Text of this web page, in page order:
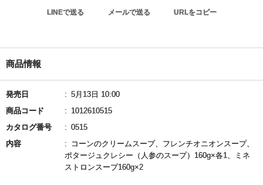
LINEで送る メールで送る URLをコピー
商品情報
発売日
5月13日 10:00
商品コード
1012610515
カタログ番号
0515
内容
コーンのクリームスープ、フレンチオニオンスープ、
ポタージュクレシー（人参のスープ）160g×各1、ミネ
ストロンスープ160g×2